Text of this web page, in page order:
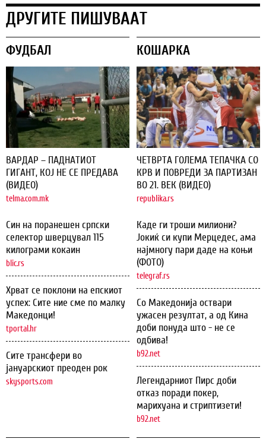
ДРУГИТЕ ПИШУВААТ
ФУДБАЛ
ВАРДАР – ПАДНАТИОТ
ГИГАНТ, КОЈ НЕ СЕ ПРЕДАВА
(ВИДЕО)
telma.com.mk
Син на поранешен српски
селектор шверцувал 115
килограми кокаин
blic.rs
Хрват се поклони на епскиот
успех: Сите ние сме по малку
Македонци!
tportal.hr
Сите трансфери во
јануарскиот преоден рок
skysports.com
КОШАРКА
ЧЕТВРТА ГОЛЕМА ТЕПАЧКА СО
КРВ И ПОВРЕДИ ЗА ПАРТИЗАН
ВО 21. ВЕК (ВИДЕО)
republika.rs
Каде ги троши милиони?
Јокиќ си купи Мерцедес, ама
најмногу пари даде на коњи
(ФОТО)
telegraf.rs
Со Македонија оствари
ужасен резултат, а од Кина
доби понуда што - не се
одбива!
b92.net
Легендарниот Пирс доби
отказ поради покер,
марихуана и стриптизети!
b92.net